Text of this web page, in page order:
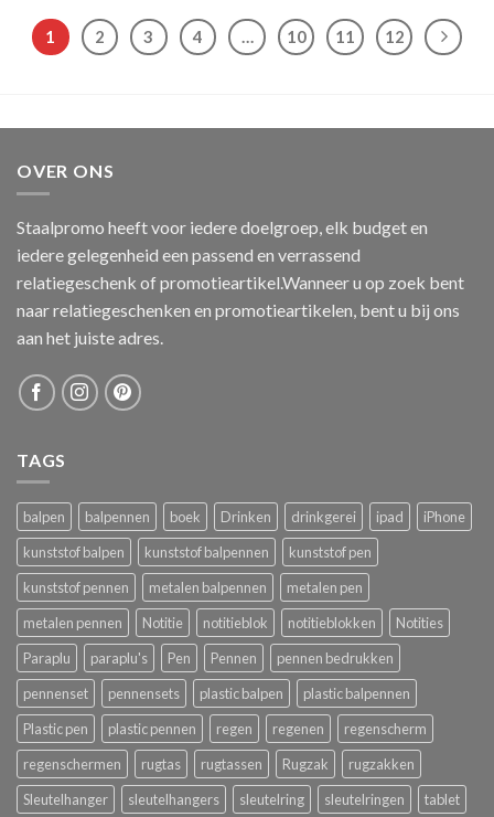
1 2 3 4 … 10 11 12
OVER ONS
Staalpromo heeft voor iedere doelgroep, elk budget en
iedere gelegenheid een passend en verrassend
relatiegeschenk of promotieartikel.Wanneer u op zoek bent
naar relatiegeschenken en promotieartikelen, bent u bij ons
aan het juiste adres.
TAGS
balpen balpennen boek Drinken drinkgerei ipad
iPhone
kunststof balpen
kunststof balpennen
kunststof pen
kunststof pennen
metalen balpennen
metalen pen
metalen pennen
Notitie notitieblok notitieblokken
Notities
Paraplu
paraplu's Pen Pennen
pennen bedrukken
pennenset
pennensets plastic balpen
plastic balpennen
Plastic pen
plastic pennen regen regenen
regenscherm
regenschermen
rugtas rugtassen Rugzak
rugzakken
Sleutelhanger
sleutelhangers sleutelring sleutelringen tablet